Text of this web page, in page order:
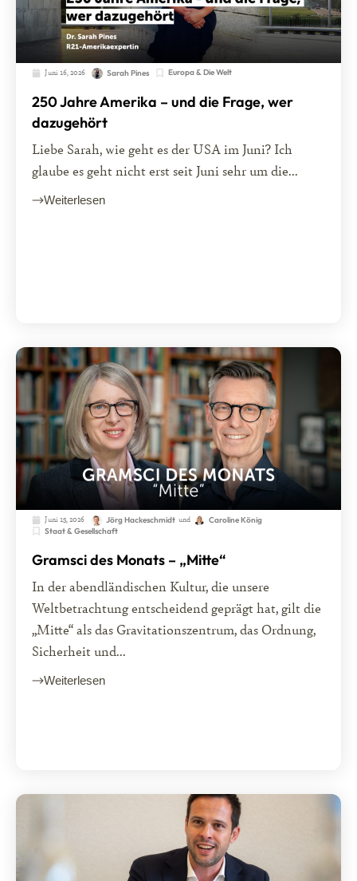
Juni 16, 2026 Sarah Pines Europa & Die Welt
250 Jahre Amerika – und die Frage, wer
dazugehört
Liebe Sarah, wie geht es der USA im Juni? Ich
glaube es geht nicht erst seit Juni sehr um die...
Weiterlesen
Juni 15, 2026 Jörg Hackeschmidt und
Caroline König
Staat & Gesellschaft
Gramsci des Monats – „Mitte“
In der abendländischen Kultur, die unsere
Weltbetrachtung entscheidend geprägt hat, gilt die
„Mitte“ als das Gravitationszentrum, das Ordnung,
Sicherheit und...
Weiterlesen